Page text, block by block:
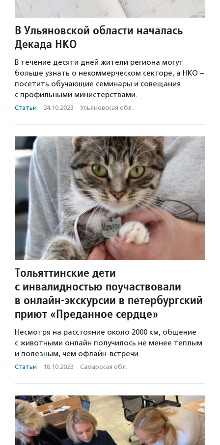
В Ульяновской области началась
Декада НКО
В течение десяти дней жители региона могут
больше узнать о некоммерческом секторе, а НКО –
посетить обучающие семинары и совещания
с профильными министерствами.
Статьи · 24.10.2023 · Ульяновская обл.
Тольяттинские дети
с инвалидностью поучаствовали
в онлайн-экскурсии в петербургский
приют «Преданное сердце»
Несмотря на расстояние около 2000 км, общение
с животными онлайн получилось не менее теплым
и полезным, чем офлайн-встречи.
Статьи · 18.10.2023 · Самарская обл.